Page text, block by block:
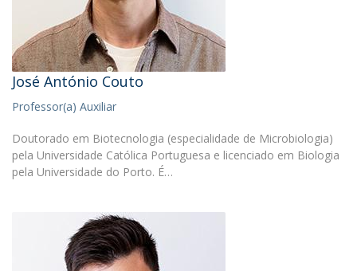
José António Couto
Professor(a) Auxiliar
Doutorado em Biotecnologia (especialidade de Microbiologia)
pela Universidade Católica Portuguesa e licenciado em Biologia
pela Universidade do Porto. É…